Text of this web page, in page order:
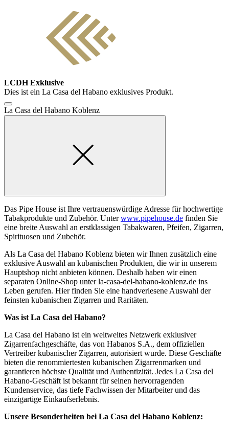
LCDH Exklusive
Dies ist ein La Casa del Habano exklusives Produkt.
La Casa del Habano Koblenz
Das Pipe House ist Ihre vertrauenswürdige Adresse für hochwertige
Tabakprodukte und Zubehör. Unterwww.pipehouse.de finden Sie
eine breite Auswahl an erstklassigen Tabakwaren, Pfeifen, Zigarren,
Spirituosen und Zubehör.
Als La Casa del Habano Koblenz bieten wir Ihnen zusätzlich eine
exklusive Auswahl an kubanischen Produkten, die wir in unserem
Hauptshop nicht anbieten können. Deshalb haben wir einen
separaten Online-Shop unter la-casa-del-habano-koblenz.de ins
Leben gerufen. Hier finden Sie eine handverlesene Auswahl der
feinsten kubanischen Zigarren und Raritäten.
Was ist La Casa del Habano?
La Casa del Habano ist ein weltweites Netzwerk exklusiver
Zigarrenfachgeschäfte, das von Habanos S.A., dem offiziellen
Vertreiber kubanischer Zigarren, autorisiert wurde. Diese Geschäfte
bieten die renommiertesten kubanischen Zigarrenmarken und
garantieren höchste Qualität und Authentizität. Jedes La Casa del
Habano-Geschäft ist bekannt für seinen hervorragenden
Kundenservice, das tiefe Fachwissen der Mitarbeiter und das
einzigartige Einkaufserlebnis.
Unsere Besonderheiten bei La Casa del Habano Koblenz: